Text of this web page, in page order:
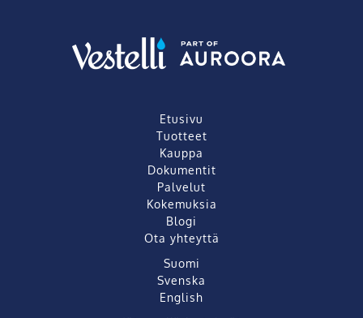
Etusivu
Tuotteet
Kauppa
Dokumentit
Palvelut
Kokemuksia
Blogi
Ota yhteyttä
Suomi
Svenska
English